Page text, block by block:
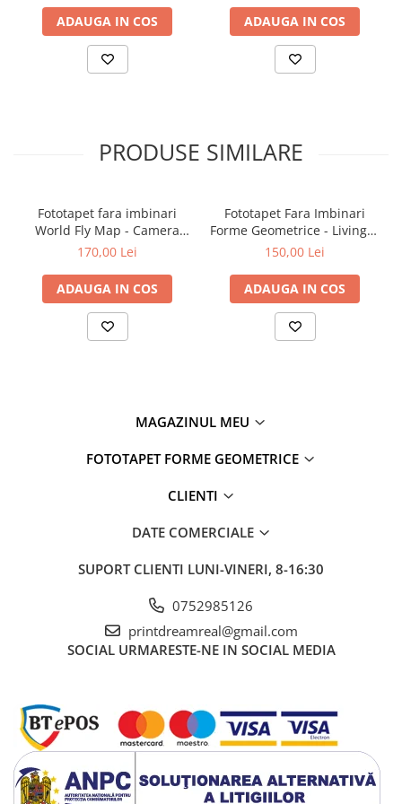
ADAUGA IN COS ADAUGA IN COS
PRODUSE SIMILARE
Fototapet fara imbinari
World Fly Map - Camera
Copilului
170,00 Lei
ADAUGA IN COS
Fototapet Fara Imbinari
Forme Geometrice - Living &
Dormitor
150,00 Lei
ADAUGA IN COS
MAGAZINUL MEU
FOTOTAPET FORME GEOMETRICE
CLIENTI
DATE COMERCIALE
SUPORT CLIENTI LUNI-VINERI, 8-16:30
0752985126
printdreamreal@gmail.com
SOCIAL URMARESTE-NE IN SOCIAL MEDIA